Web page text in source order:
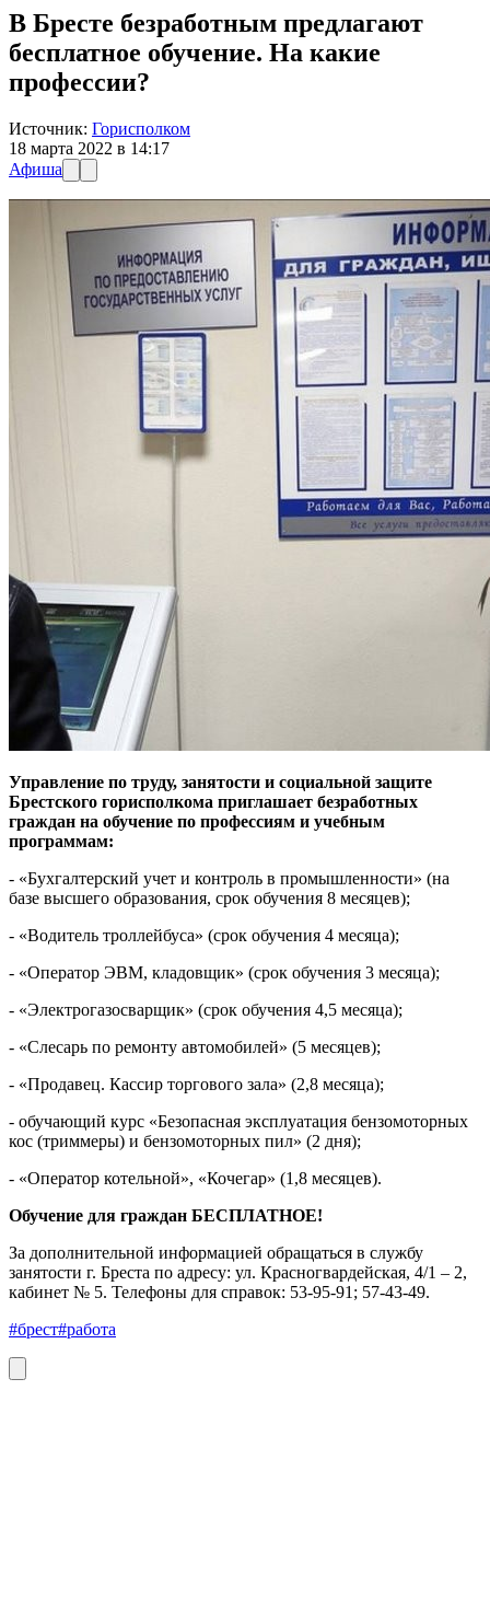
В Бресте безработным предлагают
бесплатное обучение. На какие
профессии?
Источник: Горисполком
18 марта 2022 в 14:17
Афиша
Управление по труду, занятости и социальной защите
Брестского горисполкома приглашает безработных
граждан на обучение по профессиям и учебным
программам:
- «Бухгалтерский учет и контроль в промышленности» (на
базе высшего образования, срок обучения 8 месяцев);
- «Водитель троллейбуса» (срок обучения 4 месяца);
- «Оператор ЭВМ, кладовщик» (срок обучения 3 месяца);
- «Электрогазосварщик» (срок обучения 4,5 месяца);
- «Слесарь по ремонту автомобилей» (5 месяцев);
- «Продавец. Кассир торгового зала» (2,8 месяца);
- обучающий курс «Безопасная эксплуатация бензомоторных
кос (триммеры) и бензомоторных пил» (2 дня);
- «Оператор котельной», «Кочегар» (1,8 месяцев).
Обучение для граждан БЕСПЛАТНОЕ!
За дополнительной информацией обращаться в службу
занятости г. Бреста по адресу: ул. Красногвардейская, 4/1 – 2,
кабинет № 5. Телефоны для справок: 53-95-91; 57-43-49.
#брест#работа